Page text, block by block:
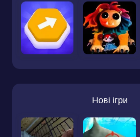
Нові ігри